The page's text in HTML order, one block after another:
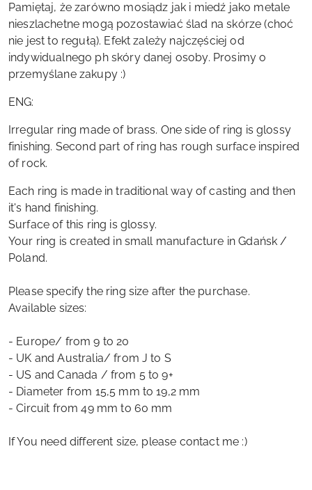
Pamiętaj, że zarówno mosiądz jak i miedź jako metale
nieszlachetne mogą pozostawiać ślad na skórze (choć
nie jest to regułą). Efekt zależy najczęściej od
indywidualnego ph skóry danej osoby. Prosimy o
przemyślane zakupy :)
ENG:
Irregular ring made of brass. One side of ring is glossy
finishing. Second part of ring has rough surface inspired
of rock.
Each ring is made in traditional way of casting and then
it's hand finishing.
Surface of this ring is glossy.
Your ring is created in small manufacture in Gdańsk /
Poland.
Please specify the ring size after the purchase.
Available sizes:
- Europe/ from 9 to 20
- UK and Australia/ from J to S
- US and Canada / from 5 to 9+
- Diameter from 15,5 mm to 19,2 mm
- Circuit from 49 mm to 60 mm
If You need different size, please contact me :)